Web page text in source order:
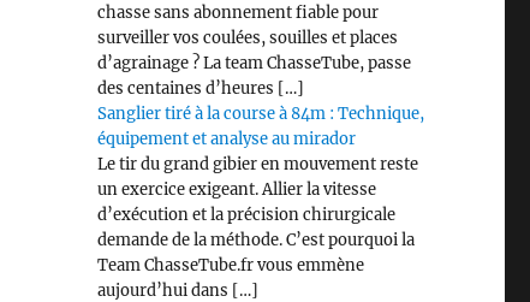
chasse sans abonnement fiable pour
surveiller vos coulées, souilles et places
d’agrainage ? La team ChasseTube, passe
des centaines d’heures […]
Sanglier tiré à la course à 84m : Technique,
équipement et analyse au mirador
Le tir du grand gibier en mouvement reste
un exercice exigeant. Allier la vitesse
d’exécution et la précision chirurgicale
demande de la méthode. C’est pourquoi la
Team ChasseTube.fr vous emmène
aujourd’hui dans […]